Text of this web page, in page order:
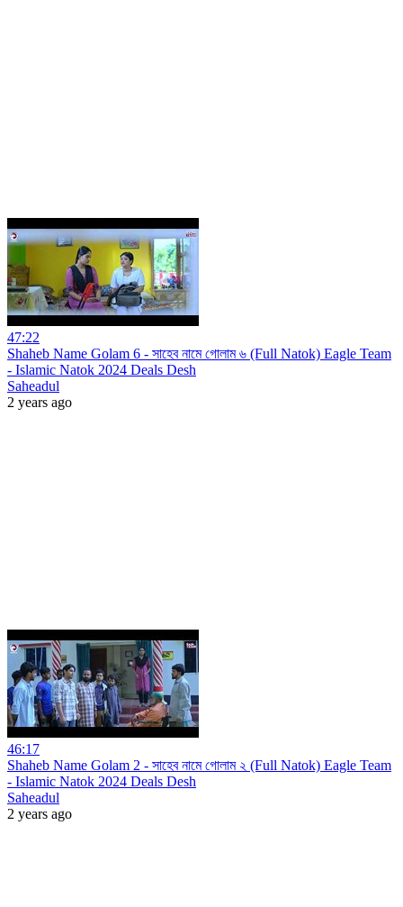
47:22
Shaheb Name Golam 6 - সাহেব নামে গোলাম ৬ (Full Natok) Eagle Team
- Islamic Natok 2024 Deals Desh
Saheadul
2 years ago
46:17
Shaheb Name Golam 2 - সাহেব নামে গোলাম ২ (Full Natok) Eagle Team
- Islamic Natok 2024 Deals Desh
Saheadul
2 years ago